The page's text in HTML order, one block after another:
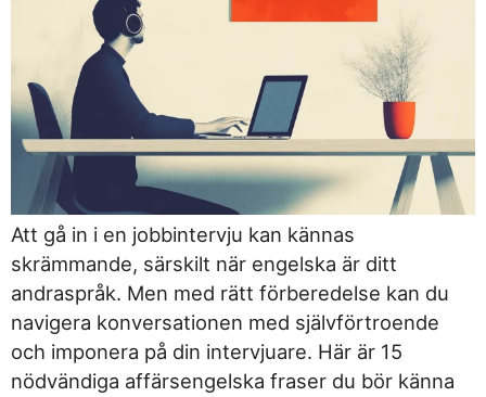
Att gå in i en jobbintervju kan kännas
skrämmande, särskilt när engelska är ditt
andraspråk. Men med rätt förberedelse kan du
navigera konversationen med självförtroende
och imponera på din intervjuare. Här är 15
nödvändiga affärsengelska fraser du bör känna